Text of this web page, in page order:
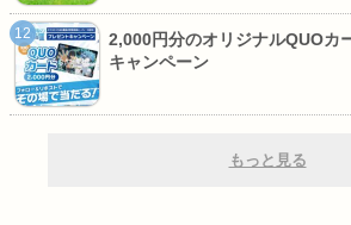
2,000円分のオリジナルQUOカ
キャンペーン
もっと見る